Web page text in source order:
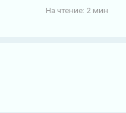
На чтение: 2 мин